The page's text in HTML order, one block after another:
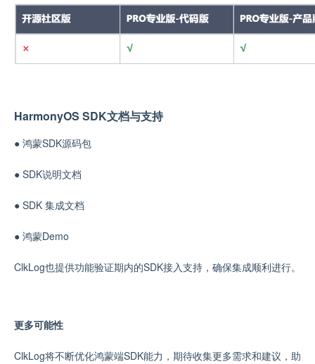
HarmonyOS SDK文档与支持
● 鸿蒙SDK源码包
● SDK说明文档
● SDK 集成文档
● 鸿蒙Demo
ClkLog也提供功能验证期内的SDK接入支持，确保集成顺利进行。
更多可能性
ClkLog将不断优化鸿蒙端SDK能力，期待收集更多需求和建议，助